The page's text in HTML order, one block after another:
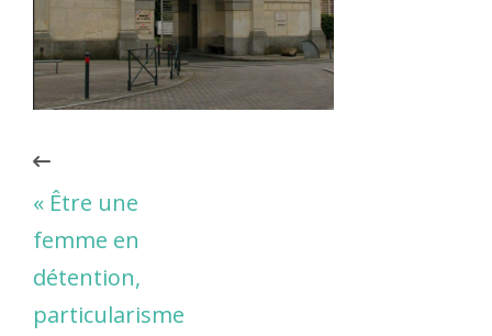
« Être une
femme en
détention,
particularisme